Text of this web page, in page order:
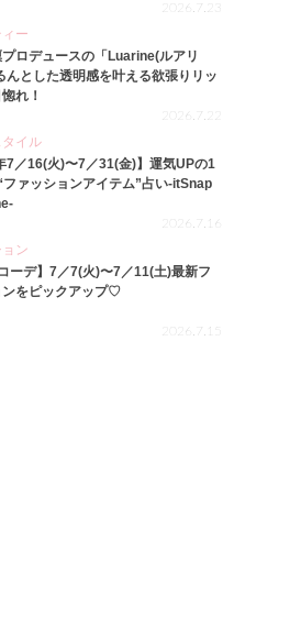
2026.7.23
ー
ロデュースの「Luarine(ルアリ
んとした透明感を叶える欲張りリッ
れ！
2026.7.22
イル
7／16(火)〜7／31(金)】運気UPの1
ファッションアイテム”占い-itSnap
2026.7.16
ン
ーデ】7／7(火)〜7／11(土)最新フ
ンをピックアップ♡
2026.7.15